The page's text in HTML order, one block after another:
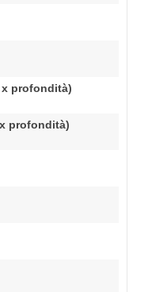
x profondità)
profondità)